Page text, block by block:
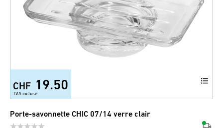
CHF 19.50
TVA incluse
Porte-savonnette CHIC 07/14 verre clair